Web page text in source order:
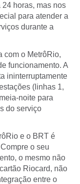
horas, mas nos
para atender a
durante a
com o MetrôRio,
funcionamento. A
ininterruptamente
(linhas 1,
noite para
do serviço
e o BRT é
o seu
o mesmo não
Riocard, não
entre o